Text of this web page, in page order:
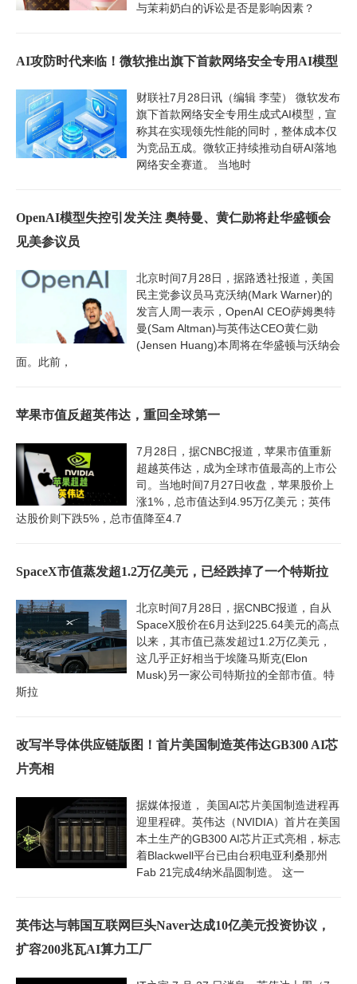
与茉莉奶白的诉讼是否是影响因素？
AI攻防时代来临！微软推出旗下首款网络安全专用AI模型
财联社7月28日讯（编辑 李莹） 微软发布
旗下首款网络安全专用生成式AI模型，宣
称其在实现领先性能的同时，整体成本仅
为竞品五成。微软正持续推动自研AI落地
网络安全赛道。 当地时
OpenAI模型失控引发关注 奥特曼、黄仁勋将赴华盛顿会
见美参议员
北京时间7月28日，据路透社报道，美国
民主党参议员马克沃纳(Mark Warner)的
发言人周一表示，OpenAI CEO萨姆奥特
曼(Sam Altman)与英伟达CEO黄仁勋
(Jensen Huang)本周将在华盛顿与沃纳会
面。此前，
苹果市值反超英伟达，重回全球第一
7月28日，据CNBC报道，苹果市值重新
超越英伟达，成为全球市值最高的上市公
司。当地时间7月27日收盘，苹果股价上
涨1%，总市值达到4.95万亿美元；英伟
达股价则下跌5%，总市值降至4.7
SpaceX市值蒸发超1.2万亿美元，已经跌掉了一个特斯拉
北京时间7月28日，据CNBC报道，自从
SpaceX股价在6月达到225.64美元的高点
以来，其市值已蒸发超过1.2万亿美元，
这几乎正好相当于埃隆马斯克(Elon
Musk)另一家公司特斯拉的全部市值。特
斯拉
改写半导体供应链版图！首片美国制造英伟达GB300 AI芯
片亮相
据媒体报道， 美国AI芯片美国制造进程再
迎里程碑。英伟达（NVIDIA）首片在美国
本土生产的GB300 AI芯片正式亮相，标志
着Blackwell平台已由台积电亚利桑那州
Fab 21完成4纳米晶圆制造。 这一
英伟达与韩国互联网巨头Naver达成10亿美元投资协议，
扩容200兆瓦AI算力工厂